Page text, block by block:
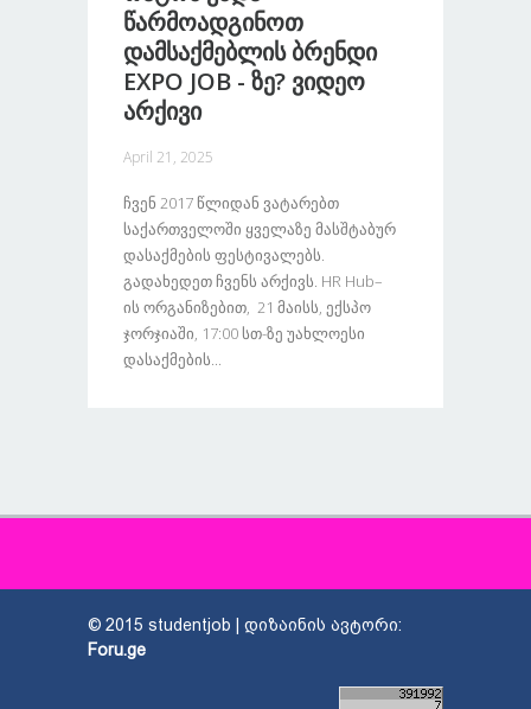
Წარმოადგინოთ
Დამსაქმებლის Ბრენდი
EXPO JOB - Ზე? Ვიდეო
Არქივი
April 21, 2025
Ჩვენ 2017 Წლიდან Ვატარებთ
Საქართველოში Ყველაზე Მასშტაბურ
Დასაქმების Ფესტივალებს.
Გადახედეთ Ჩვენს Არქივს. HR Hub–
Ის Ორგანიზებით, 21 Მაისს, Ექსპო
Ჯორჯიაში, 17:00 Სთ-Ზე Უახლოესი
Დასაქმების...
© 2015 studentjob | დიზაინის ავტორი:
Foru.ge